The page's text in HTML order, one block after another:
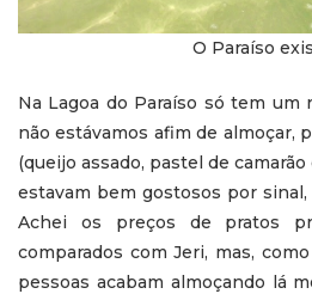
O Paraíso
Na Lagoa do Paraíso só tem um
não estávamos afim de almoçar,
(queijo assado, pastel de
estavam bem gostosos por sinal,
Achei os preços de pratos
comparados com Jeri, mas,
pessoas acabam almoçando lá